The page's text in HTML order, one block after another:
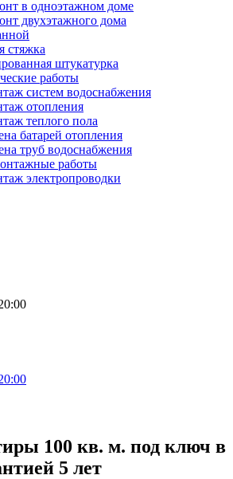
в одноэтажном доме
двухэтажного дома
стяжка
штукатурка
работы
систем водоснабжения
отопления
теплого пола
батарей отопления
труб водоснабжения
работы
электропроводки
100 кв. м. под ключ в
5 лет